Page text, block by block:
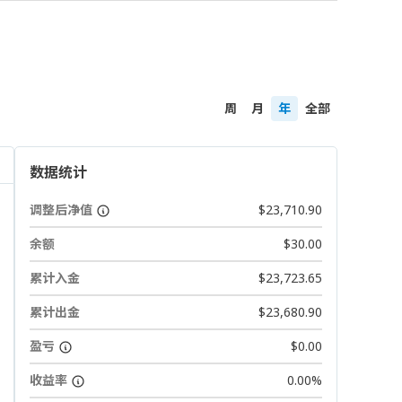
周 月 年 全部
数据统计
调整后净值
$23,710.90
余额
$30.00
累计入金
$23,723.65
累计出金
$23,680.90
盈亏
$0.00
收益率
0.00%